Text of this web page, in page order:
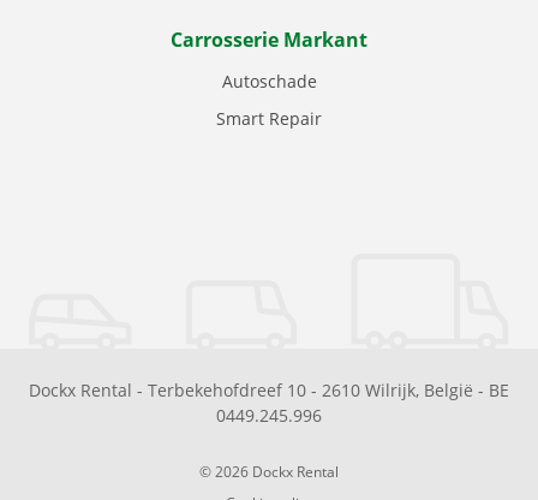
Carrosserie Markant
Autoschade
Smart Repair
Dockx Rental - Terbekehofdreef 10 - 2610 Wilrijk, België - BE
0449.245.996
© 2026 Dockx Rental